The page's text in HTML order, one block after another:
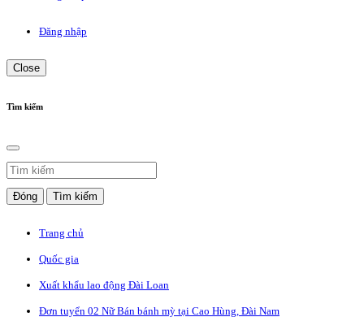
Đăng nhập
Close
Tìm kiếm
Đóng Tìm kiếm
Trang chủ
Quốc gia
Xuất khẩu lao động Đài Loan
Đơn tuyển 02 Nữ Bán bánh mỳ tại Cao Hùng, Đài Nam